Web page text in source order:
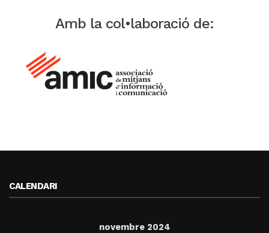
Amb la col•laboració de:
CALENDARI
novembre 2024